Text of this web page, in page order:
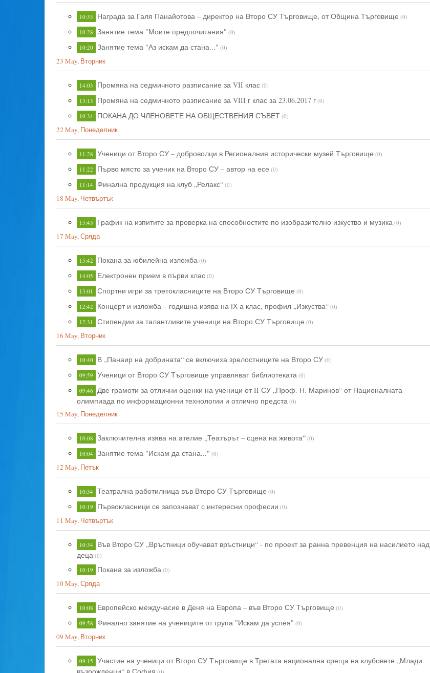
10:33 Награда за Галя Панайотова – директор на Второ СУ Търговище, от Община Търговище (0)
10:28 Занятие тема "Моите предпочитания" (0)
10:20 Занятие тема "Аз искам да стана..." (0)
23 May, Вторник
14:03 Промяна на седмичното разписание за VII клас (0)
13:13
Промяна на седмичното разписание за VIII г клас за 23.06.2017 г (0)
10:34 ПОКАНА ДО ЧЛЕНОВЕТЕ НА ОБЩЕСТВЕНИЯ СЪВЕТ (0)
22 May, Понеделник
11:28 Ученици от Второ СУ – доброволци в Регионалния исторически музей Търговище (0)
11:22
Първо място за ученик на Второ СУ – автор на есе (0)
11:14 Финална продукция на клуб „Релакс“ (0)
18 May, Четвъртък
15:43 График на изпитите за проверка на способностите по изобразително изкуство и музика (0)
17 May, Сряда
15:42 Покана за юбилейна изложба (0)
14:05
Електронен прием в първи клас (0)
13:01
Спортни игри за третокласниците на Второ СУ Търговище (0)
12:42
Концерт и изложба – годишна изява на ІХ а клас, профил „Изкуства“ (0)
12:31
Стипендии за талантливите ученици на Второ СУ Търговище (0)
16 May, Вторник
10:40 В „Панаир на добрината“ се включиха зрелостниците на Второ СУ (0)
09:59 Ученици от Второ СУ Търговище управляват библиотеката (0)
09:46 Две грамоти за отлични оценки на ученици от II СУ „Проф. Н. Маринов“ от Националната
олимпиада по информационни технологии и отлично предста (0)
15 May, Понеделник
10:08 Заключителна изява на ателие „Театърът – сцена на живота“ (0)
10:04 Занятие тема "Искам да стана..." (0)
12 May, Петък
10:34 Театрална работилница във Второ СУ Търговище (0)
10:19
Първокласници се запознават с интересни професии (0)
11 May, Четвъртък
10:34 Във Второ СУ „Връстници обучават връстници“ - по проект за ранна превенция на насилието над
деца (0)
10:19
Покана за изложба (0)
10 May, Сряда
10:08 Европейско междучасие в Деня на Европа – във Второ СУ Търговище (0)
09:58 Финално занятие на учениците от група "Искам да успея" (0)
09 May, Вторник
09:15 Участие на ученици от Второ СУ Търговище в Третата национална среща на клубовете „Млади